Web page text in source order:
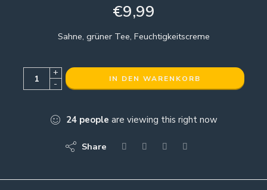
€9,99
Sahne, grüner Tee, Feuchtigkeitscreme
+
-
IN DEN WARENKORB
24 people are viewing this right now
Share